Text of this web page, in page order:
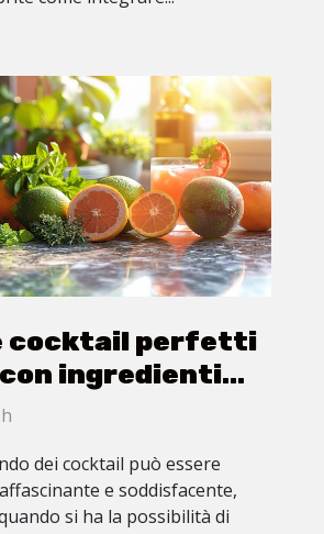
cocktail perfetti
ingredienti
dei cocktail può essere
e soddisfacente,
si ha la possibilità di